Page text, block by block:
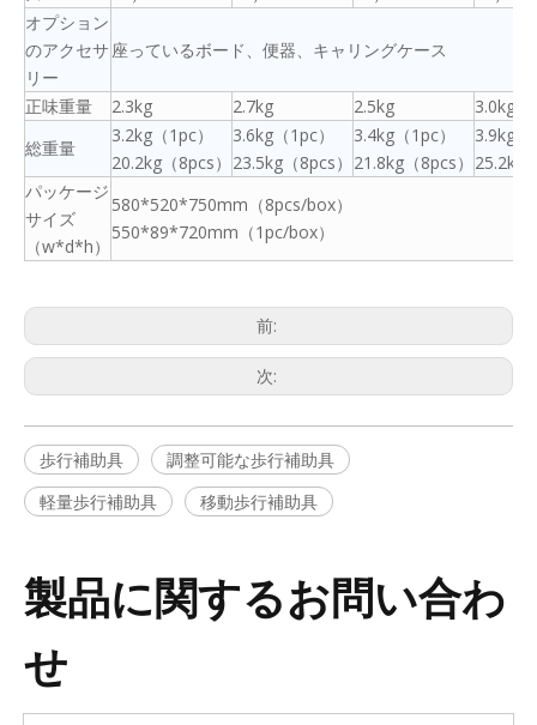
オプション
のアクセサ
リー
座っているボード、便器、キャリングケース
正味重量 2.3kg 2.7kg 2.5kg
3.0kg
総重量
3.2kg（1pc）
20.2kg（8pcs）
3.6kg（1pc）
23.5kg（8pcs）
3.4kg（1pc）
21.8kg（8pcs）
3.9kg
25.2kg
パッケージ
サイズ
（w*d*h）
580*520*750mm（8pcs/box）
550*89*720mm（1pc/box）
前:
次:
歩行補助具
調整可能な歩行補助具
軽量歩行補助具
移動歩行補助具
製品に関するお問い合わ
せ